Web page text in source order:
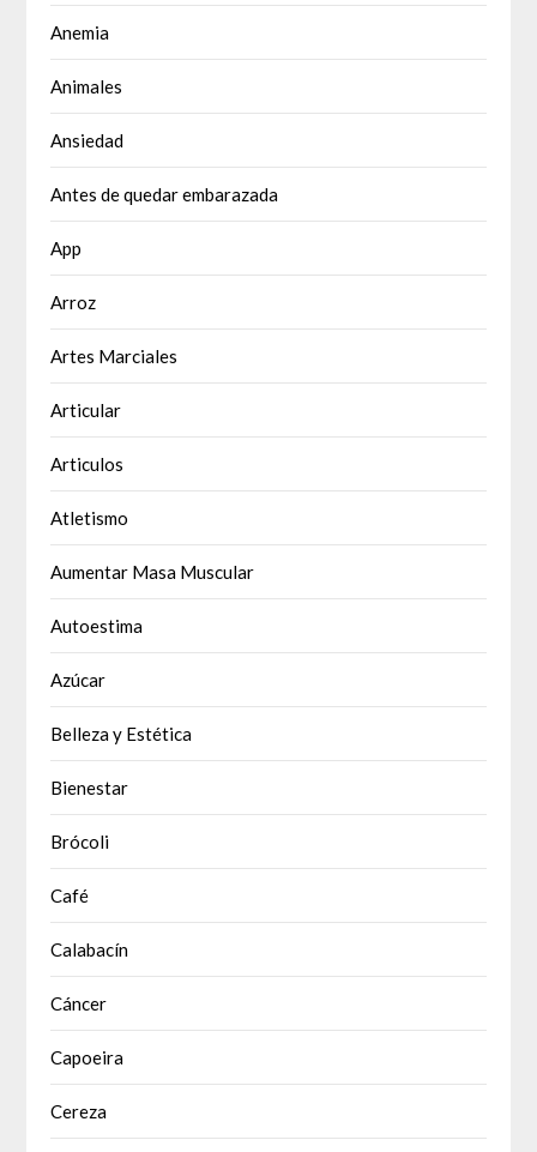
Anemia
Animales
Ansiedad
Antes de quedar embarazada
App
Arroz
Artes Marciales
Articular
Articulos
Atletismo
Aumentar Masa Muscular
Autoestima
Azúcar
Belleza y Estética
Bienestar
Brócoli
Café
Calabacín
Cáncer
Capoeira
Cereza